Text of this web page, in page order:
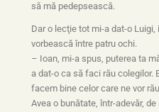
să mă pedepsească.
Dar o lecţie tot mi-a dat-o
vorbească între patru ochi.
– Ioan, mi-a spus, puterea ta
a dat-o ca să faci rău colegilor.
facem bine celor care ne vor
Avea o bunătate, într-adevăr,